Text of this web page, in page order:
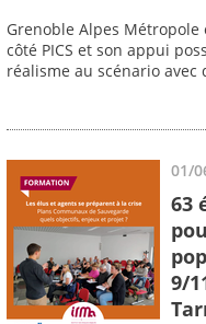
Grenoble Alpes
côté PICS et son appui
réalisme au scénario
01/
63
9/